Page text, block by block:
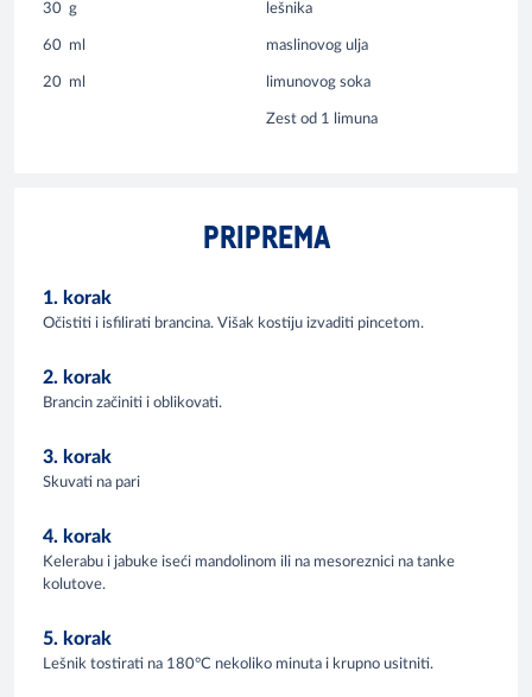
30 g lešnika
60 ml maslinovog ulja
20 ml limunovog soka
Zest od 1 limuna
PRIPREMA
1. korak
Očistiti i isfilirati brancina. Višak kostiju izvaditi pincetom.
2. korak
Brancin začiniti i oblikovati.
3. korak
Skuvati na pari
4. korak
Kelerabu i jabuke iseći mandolinom ili na mesoreznici na tanke
kolutove.
5. korak
Lešnik tostirati na 180°C nekoliko minuta i krupno usitniti.